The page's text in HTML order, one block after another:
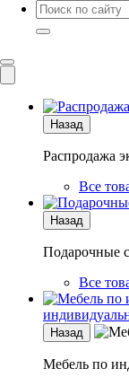
Назад
Распродажа
Все
Назад
Подарочные
Все
Назад
Мебель по